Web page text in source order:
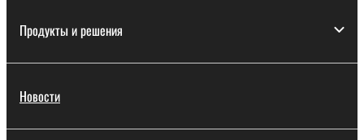
Продукты и решения
Новости